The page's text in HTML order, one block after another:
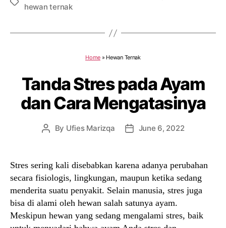
hewan ternak
Home» Hewan Ternak
Tanda Stres pada Ayam
dan Cara Mengatasinya
Post
By Ufies Marizqa
PostJune 6, 2022
Stres sering kali disebabkan karena adanya perubahan
secara fisiologis, lingkungan, maupun ketika sedang
menderita suatu penyakit. Selain manusia, stres juga
bisa di alami oleh hewan salah satunya ayam.
Meskipun hewan yang sedang mengalami stres, baik